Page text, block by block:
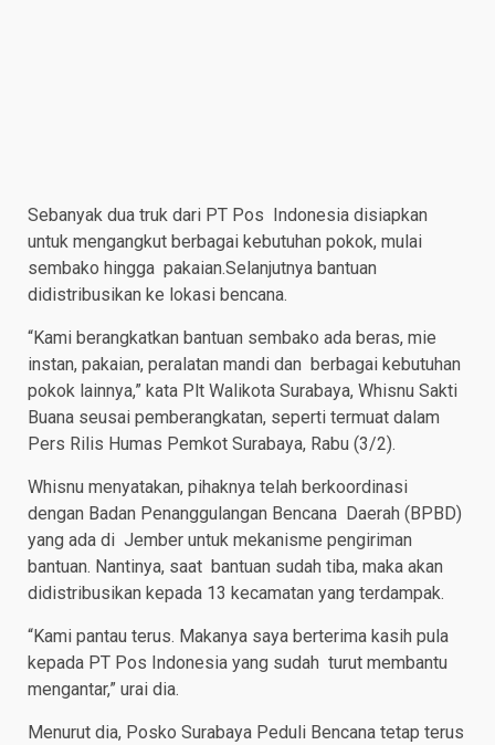
Sebanyak dua truk dari PT Pos Indonesia disiapkan
untuk mengangkut berbagai kebutuhan pokok, mulai
sembako hingga pakaian.Selanjutnya bantuan
didistribusikan ke lokasi bencana.
“Kami berangkatkan bantuan sembako ada beras, mie
instan, pakaian, peralatan mandi dan berbagai kebutuhan
pokok lainnya,” kata Plt Walikota Surabaya, Whisnu Sakti
Buana seusai pemberangkatan, seperti termuat dalam
Pers Rilis Humas Pemkot Surabaya, Rabu (3/2).
Whisnu menyatakan, pihaknya telah berkoordinasi
dengan Badan Penanggulangan Bencana Daerah (BPBD)
yang ada di Jember untuk mekanisme pengiriman
bantuan. Nantinya, saat bantuan sudah tiba, maka akan
didistribusikan kepada 13 kecamatan yang terdampak.
“Kami pantau terus. Makanya saya berterima kasih pula
kepada PT Pos Indonesia yang sudah turut membantu
mengantar,” urai dia.
Menurut dia, Posko Surabaya Peduli Bencana tetap terus